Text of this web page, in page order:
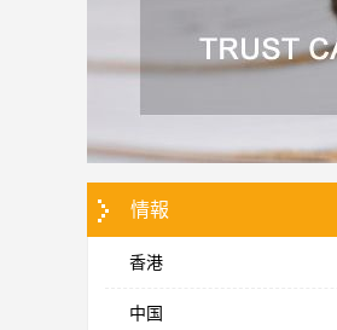
情報
香港
中国